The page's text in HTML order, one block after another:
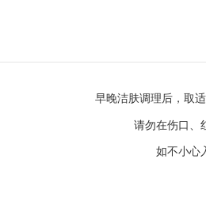
早晚洁肤调理后，取
请勿在伤口、
如不小心